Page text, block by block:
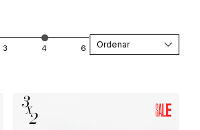
Recomendados